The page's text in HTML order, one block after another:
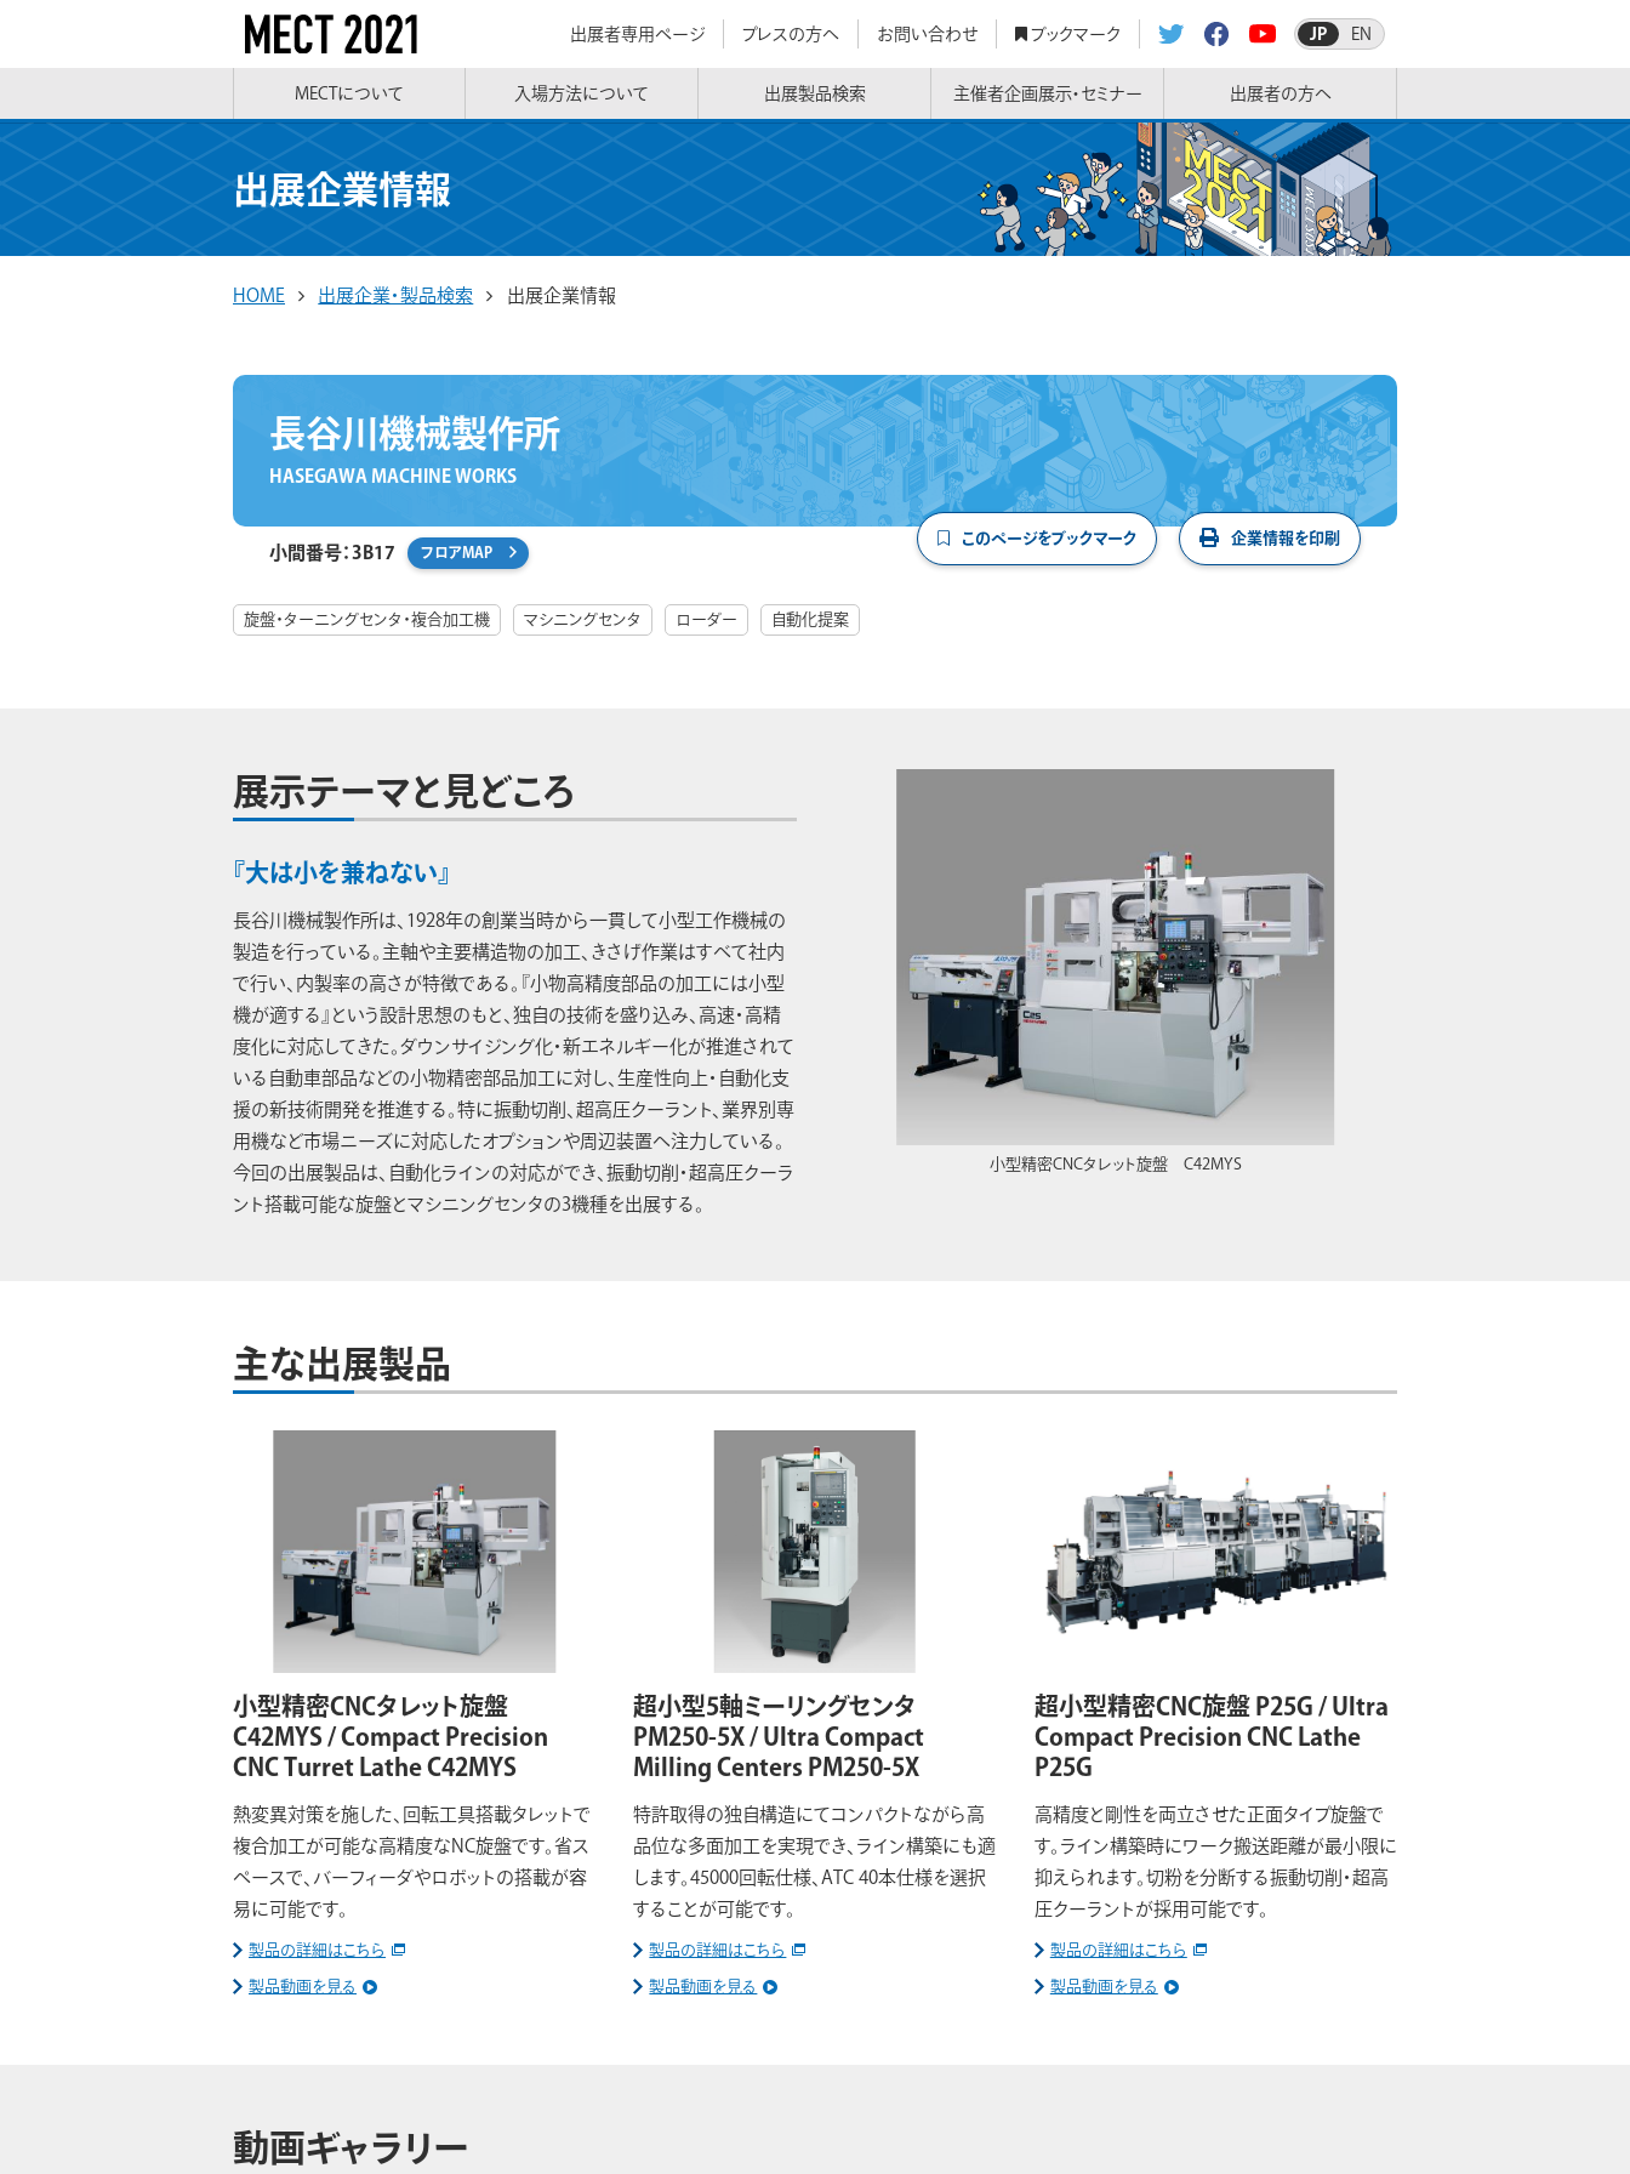
出展者専用ページ プレスの方へ お問い合わせ ブックマーク JP EN
MECTについて 入場方法について 出展製品検索 主催者企画展示・セミナー 出展者の方へ
出展企業情報
HOME 出展企業・製品検索 出展企業情報
長谷川機械製作所
HASEGAWA MACHINE WORKS
小間番号：3B17 フロアMAP
このページをブックマーク 企業情報を印刷
旋盤・ターニングセンタ・複合加工機 マシニングセンタ ローダー 自動化提案
展示テーマと見どころ
『大は小を兼ねない』
長谷川機械製作所は、1928年の創業当時から一貫して小型工作機械の
製造を行っている。主軸や主要構造物の加工、きさげ作業はすべて社内
で行い、内製率の高さが特徴である。『小物高精度部品の加工には小型
機が適する』という設計思想のもと、独自の技術を盛り込み、高速・高精
度化に対応してきた。ダウンサイジング化・新エネルギー化が推進されて
いる自動車部品などの小物精密部品加工に対し、生産性向上・自動化支
援の新技術開発を推進する。特に振動切削、超高圧クーラント、業界別専
用機など市場ニーズに対応したオプションや周辺装置へ注力している。
今回の出展製品は、自動化ラインの対応ができ、振動切削・超高圧クーラ
ント搭載可能な旋盤とマシニングセンタの3機種を出展する。
小型精密CNCタレット旋盤 C42MYS
主な出展製品
小型精密CNCタレット旋盤
C42MYS / Compact Precision
CNC Turret Lathe C42MYS
熱変異対策を施した、回転工具搭載タレットで
複合加工が可能な高精度なNC旋盤です。省ス
ペースで、バーフィーダやロボットの搭載が容
易に可能です。
製品の詳細はこちら
製品動画を見る
超小型5軸ミーリングセンタ
PM250-5X / Ultra Compact
Milling Centers PM250-5X
特許取得の独自構造にてコンパクトながら高
品位な多面加工を実現でき、ライン構築にも適
します。45000回転仕様、ATC 40本仕様を選択
することが可能です。
製品の詳細はこちら
製品動画を見る
超小型精密CNC旋盤 P25G / Ultra
Compact Precision CNC Lathe
P25G
高精度と剛性を両立させた正面タイプ旋盤で
す。ライン構築時にワーク搬送距離が最小限に
抑えられます。切粉を分断する振動切削・超高
圧クーラントが採用可能です。
製品の詳細はこちら
製品動画を見る
動画ギャラリー